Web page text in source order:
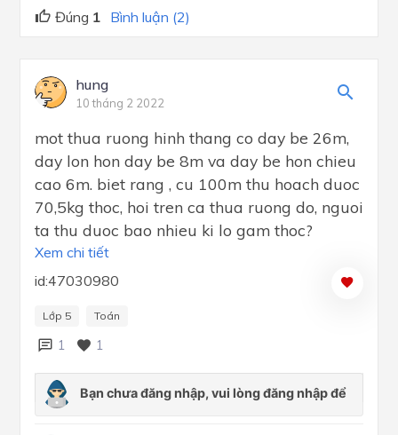
Đúng 1 Bình luận (2)
hung
10 tháng 2 2022
mot thua ruong hinh thang co day be 26m,
day lon hon day be 8m va day be hon chieu
cao 6m. biet rang , cu 100m thu hoach duoc
70,5kg thoc, hoi tren ca thua ruong do, nguoi
ta thu duoc bao nhieu ki lo gam thoc?
Xem chi tiết
id:47030980
Lớp 5 Toán
1 1